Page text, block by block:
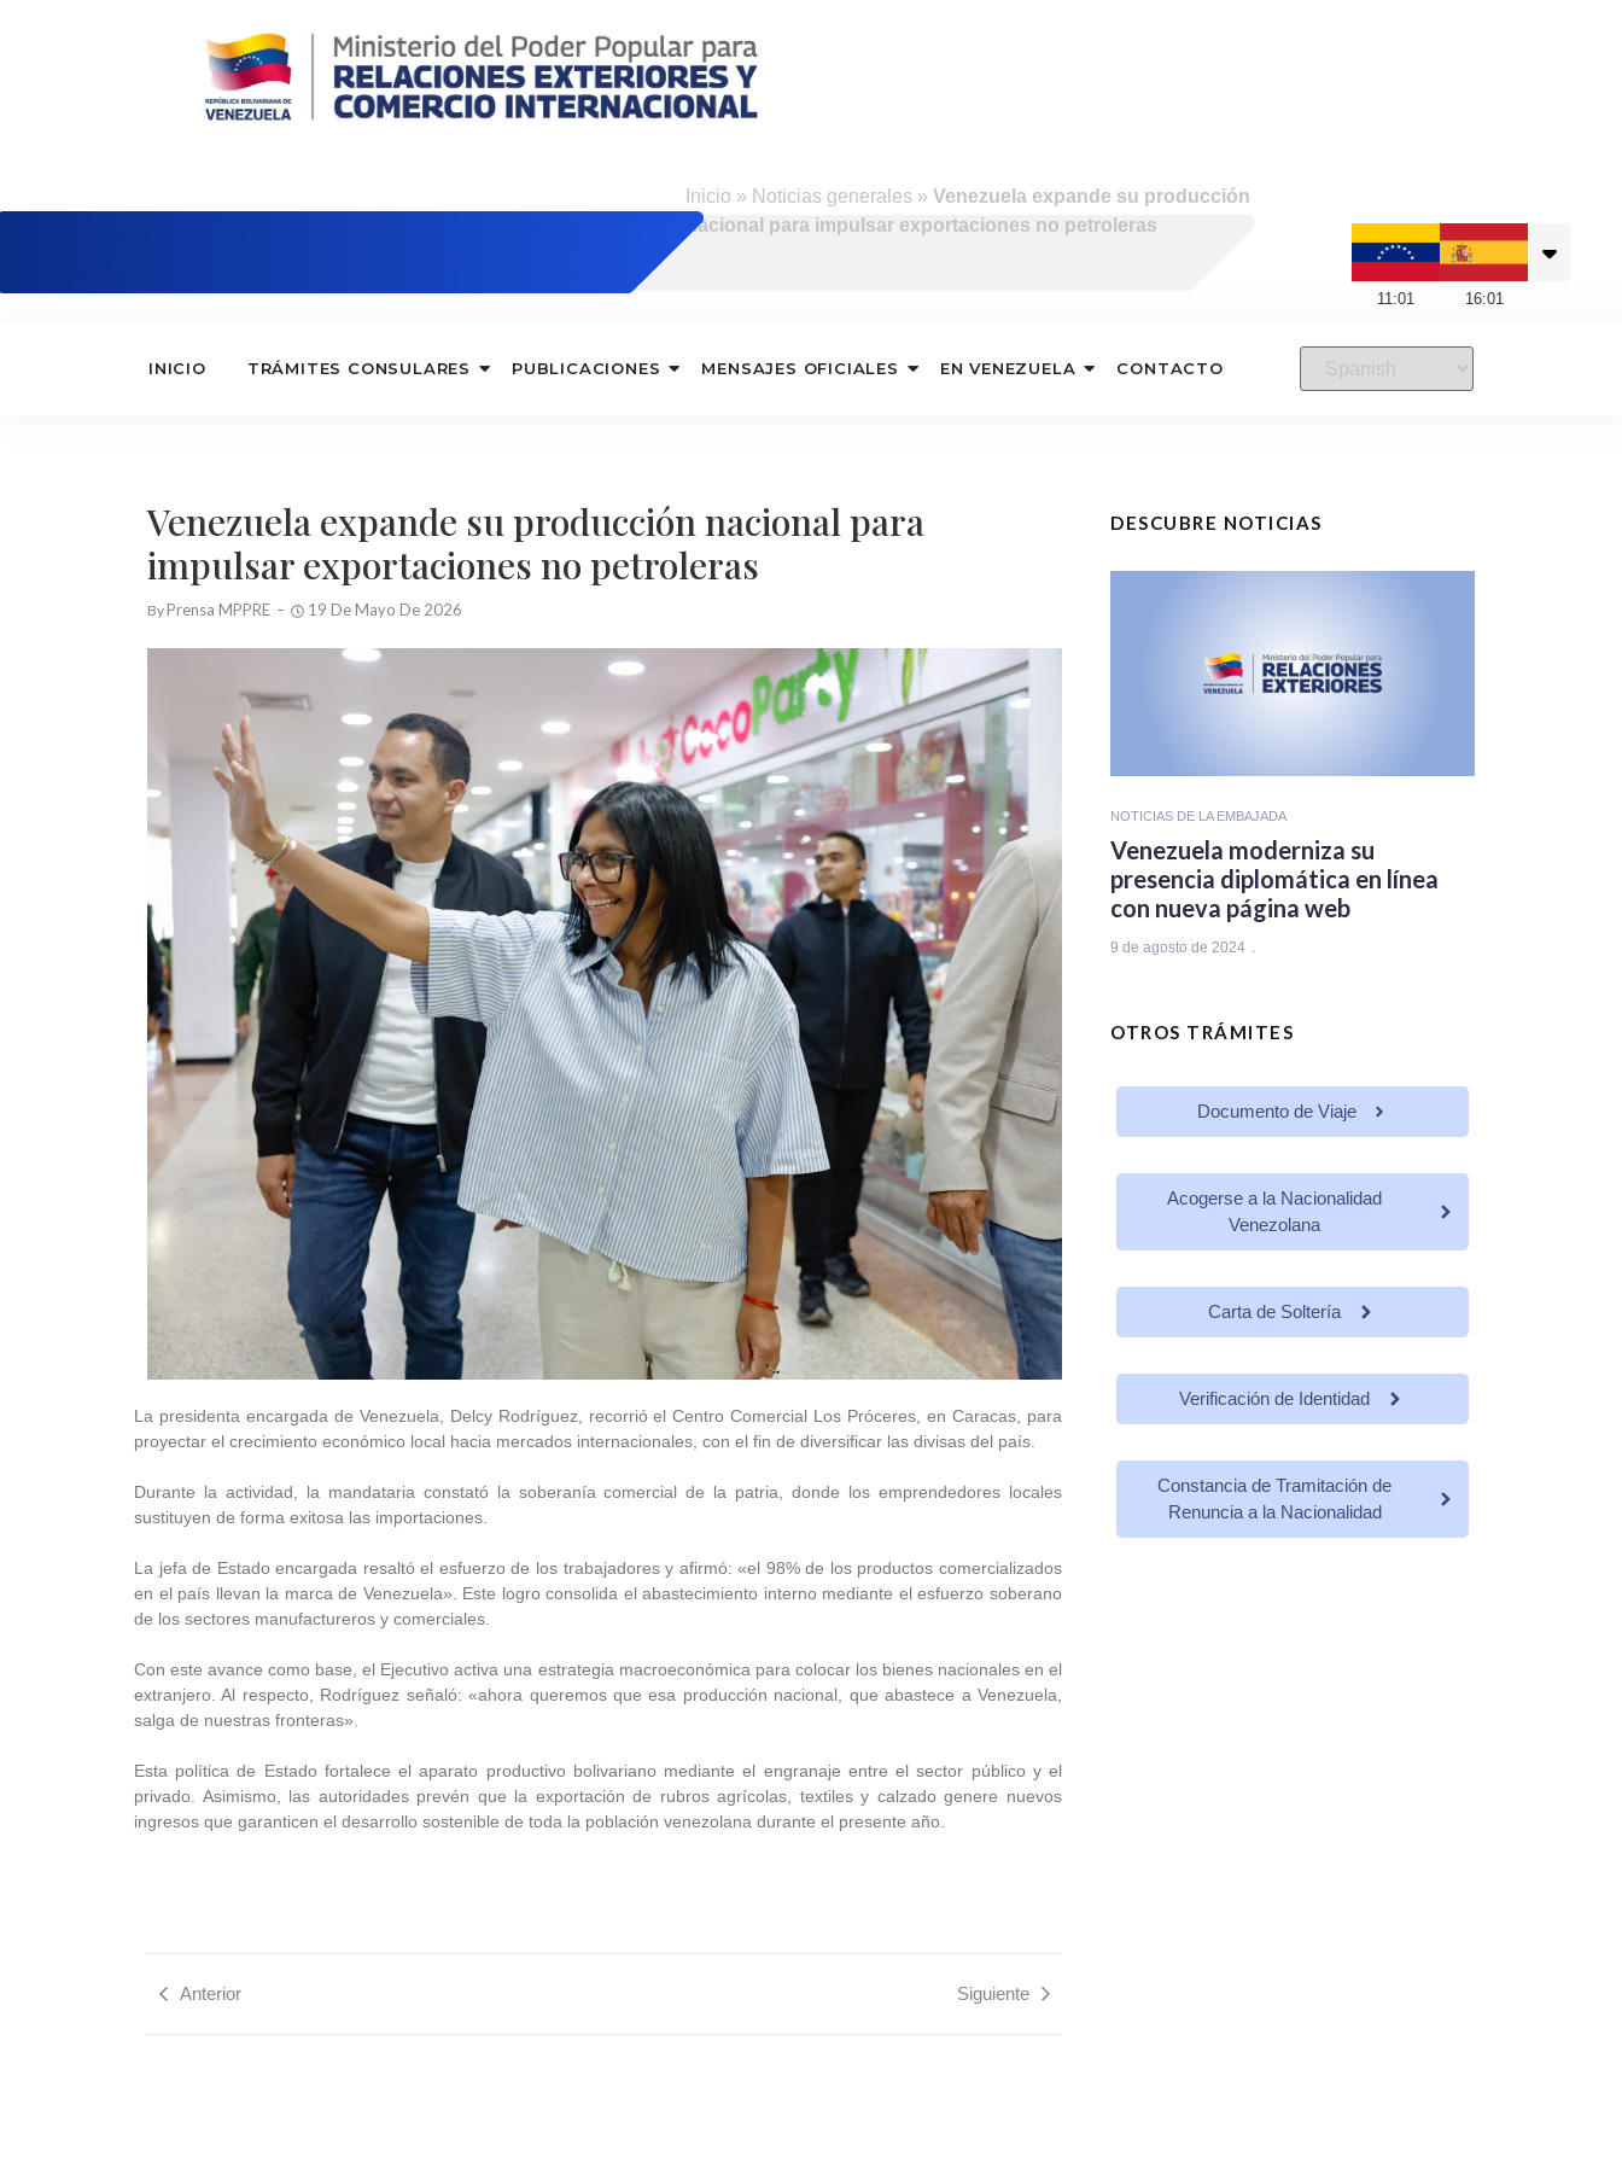
Inicio » Noticias generales » Venezuela expande su producción
nacional para impulsar exportaciones no petroleras
11 :01 16:01
INICIO TRÁMITES CONSULARES PUBLICACIONES MENSAJES OFICIALES EN VENEZUELA CONTACTO
Venezuela expande su producción nacional para
impulsar exportaciones no petroleras
By Prensa MPPRE 19 De Mayo De 2026
La presidenta encargada de Venezuela, Delcy Rodríguez, recorrió el Centro Comercial Los Próceres, en Caracas, para
proyectar el crecimiento económico local hacia mercados internacionales, con el fin de diversificar las divisas del país.
Durante la actividad, la mandataria constató la soberanía comercial de la patria, donde los emprendedores locales
sustituyen de forma exitosa las importaciones.
La jefa de Estado encargada resaltó el esfuerzo de los trabajadores y afirmó: «el 98% de los productos comercializados
en el país llevan la marca de Venezuela». Este logro consolida el abastecimiento interno mediante el esfuerzo soberano
de los sectores manufactureros y comerciales.
Con este avance como base, el Ejecutivo activa una estrategia macroeconómica para colocar los bienes nacionales en el
extranjero. Al respecto, Rodríguez señaló: «ahora queremos que esa producción nacional, que abastece a Venezuela,
salga de nuestras fronteras».
Esta política de Estado fortalece el aparato productivo bolivariano mediante el engranaje entre el sector público y el
privado. Asimismo, las autoridades prevén que la exportación de rubros agrícolas, textiles y calzado genere nuevos
ingresos que garanticen el desarrollo sostenible de toda la población venezolana durante el presente año.
Anterior Siguiente
DESCUBRE NOTICIAS
NOTICIAS DE LA EMBAJADA
Venezuela moderniza su
presencia diplomática en línea
con nueva página web
9 de agosto de 2024
OTROS TRÁMITES
Documento de Viaje
Acogerse a la Nacionalidad
Venezolana
Carta de Soltería
Verificación de Identidad
Constancia de Tramitación de
Renuncia a la Nacionalidad